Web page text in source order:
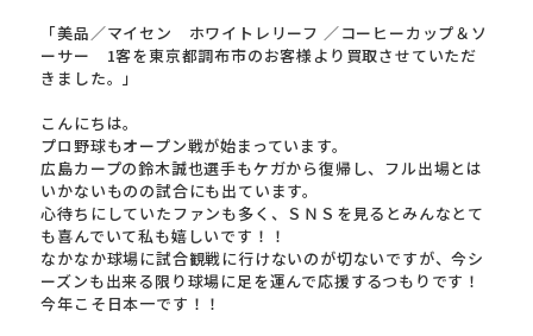
「美品／マイセン ホワイトレリーフ ／コーヒーカップ＆ソ
ーサー 1客を東京都調布市のお客様より買取させていただ
きました。」
こんにちは。
プロ野球もオープン戦が始まっています。
広島カープの鈴木誠也選手もケガから復帰し、フル出場とは
いかないものの試合にも出ています。
心待ちにしていたファンも多く、ＳＮＳを見るとみんなとて
も喜んでいて私も嬉しいです！！
なかなか球場に試合観戦に行けないのが切ないですが、今シ
ーズンも出来る限り球場に足を運んで応援するつもりです！
今年こそ日本一です！！